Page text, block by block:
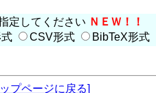
定してください ＮＥＷ！！
CSV形式 BibTeX形式
プページに戻る]